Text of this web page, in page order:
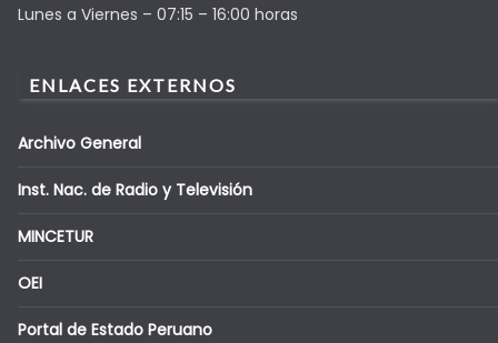
Lunes a Viernes – 07:15 – 16:00 horas
ENLACES EXTERNOS
Archivo General
Inst. Nac. de Radio y Televisión
MINCETUR
OEI
Portal de Estado Peruano